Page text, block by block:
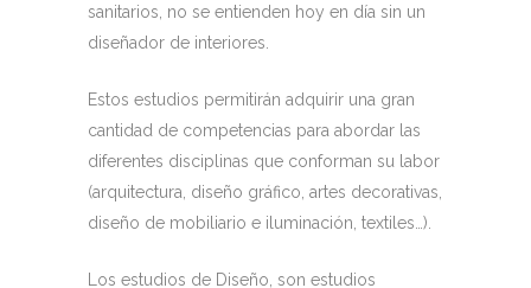
sanitarios, no se entienden hoy en día sin un
diseñador de interiores.
Estos estudios permitirán adquirir una gran
cantidad de competencias para abordar las
diferentes disciplinas que conforman su labor
(arquitectura, diseño gráfico, artes decorativas,
diseño de mobiliario e iluminación, textiles…).
Los estudios de Diseño, son estudios